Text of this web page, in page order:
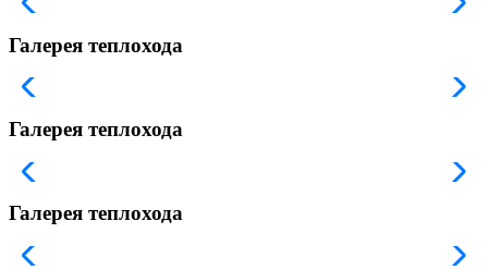
Галерея теплохода
Галерея теплохода
Галерея теплохода